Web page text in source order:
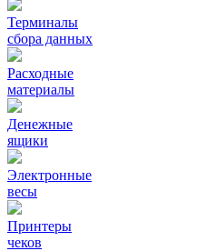
Терминалы
сбора данных
Расходные
материалы
Денежные
ящики
Электронные
весы
Принтеры
чеков